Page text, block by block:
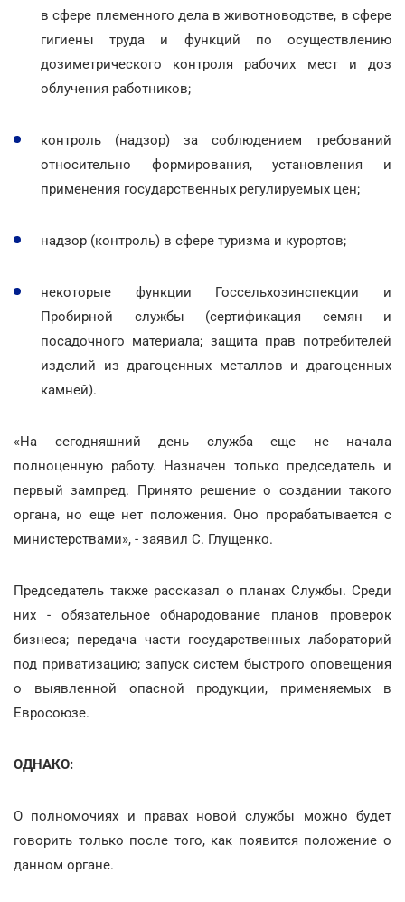
в сфере племенного дела в животноводстве, в сфере
гигиены труда и функций по осуществлению
дозиметрического контроля рабочих мест и доз
облучения работников;
контроль (надзор) за соблюдением требований
относительно формирования, установления и
применения государственных регулируемых цен;
надзор (контроль) в сфере туризма и курортов;
некоторые функции Госсельхозинспекции и
Пробирной службы (сертификация семян и
посадочного материала; защита прав потребителей
изделий из драгоценных металлов и драгоценных
камней).
«На сегодняшний день служба еще не начала
полноценную работу. Назначен только председатель и
первый зампред. Принято решение о создании такого
органа, но еще нет положения. Оно прорабатывается с
министерствами», - заявил С. Глущенко.
Председатель также рассказал о планах Службы. Среди
них - обязательное обнародование планов проверок
бизнеса; передача части государственных лабораторий
под приватизацию; запуск систем быстрого оповещения
о выявленной опасной продукции, применяемых в
Евросоюзе.
ОДНАКО:
О полномочиях и правах новой службы можно будет
говорить только после того, как появится положение о
данном органе.